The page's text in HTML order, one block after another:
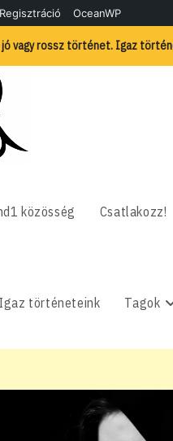
Regisztráció OceanWP
vagy rossz történet. Igaz
közösség Csatlakozz!
történeteink Tagok